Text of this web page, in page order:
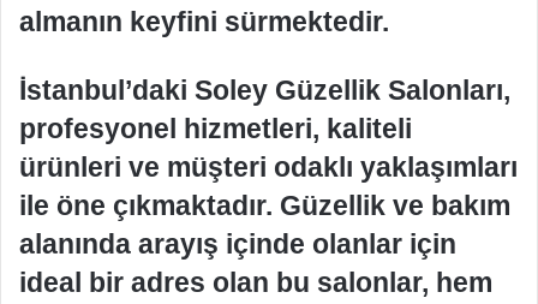
almanın keyfini sürmektedir.
İstanbul’daki Soley Güzellik Salonları,
profesyonel hizmetleri, kaliteli
ürünleri ve müşteri odaklı yaklaşımları
ile öne çıkmaktadır. Güzellik ve bakım
alanında arayış içinde olanlar için
ideal bir adres olan bu salonlar, hem